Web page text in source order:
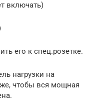
включать)
его к спец.розетке.
нагрузки на
чтобы вся мощная